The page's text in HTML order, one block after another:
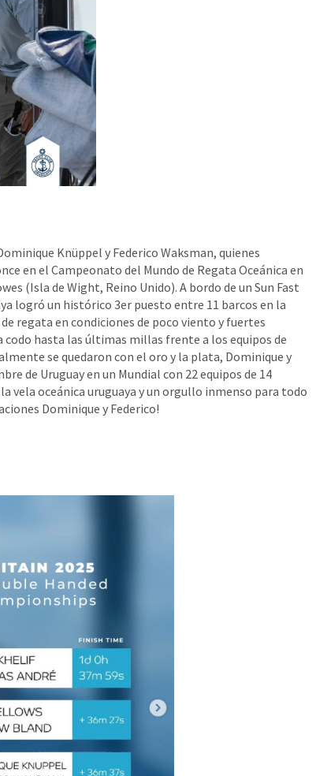
Knüppel y Federico Waksman, quienes
en el Campeonato del Mundo de Regata Oceánica en
(Isla de Wight, Reino Unido). A bordo de un Sun Fast
logró un histórico 3er puesto entre 11 barcos en la
regata en condiciones de poco viento y fuertes
hasta las últimas millas frente a los equipos de
se quedaron con el oro y la plata, Dominique y
de Uruguay en un Mundial con 22 equipos de 14
vela oceánica uruguaya y un orgullo inmenso para todo
Dominique y Federico!